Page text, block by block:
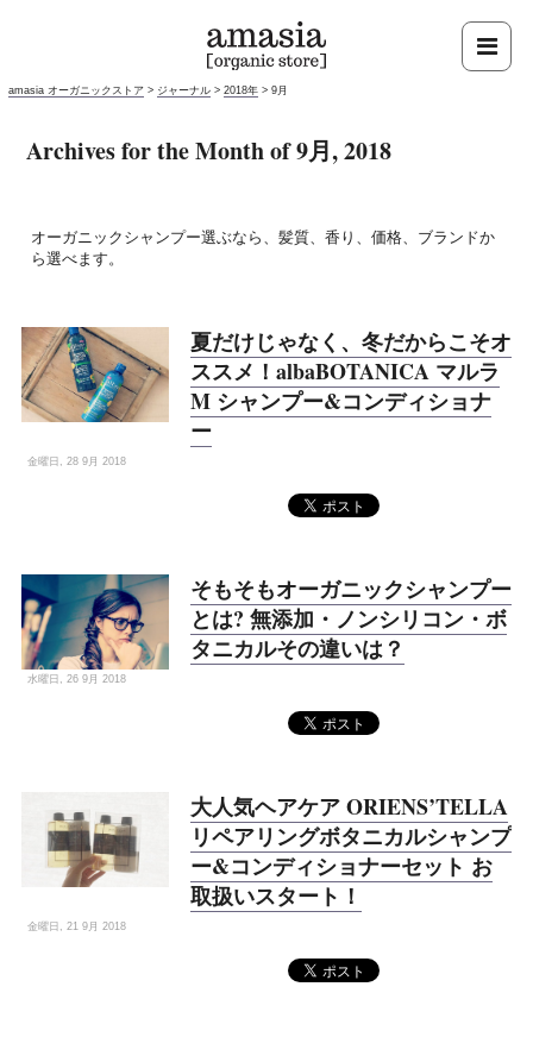
amasia オーガニックストア > ジャーナル >2018年 >9月
Archives for the Month of 9月, 2018
オーガニックシャンプー選ぶなら、髪質、香り、価格、ブランドか
ら選べます。
夏だけじゃなく、冬だからこそオ
ススメ！albaBOTANICA マルラ
M シャンプー&コンディショナ
ー
金曜日, 28 9月 2018
そもそもオーガニックシャンプー
とは? 無添加・ノンシリコン・ボ
タニカルその違いは？
水曜日, 26 9月 2018
大人気ヘアケア ORIENS’TELLA
リペアリングボタニカルシャンプ
ー&コンディショナーセット お
取扱いスタート！
金曜日, 21 9月 2018